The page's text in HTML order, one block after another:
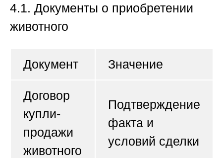
4.1. Документы о приобретении
животного
Документ Значение
Договор
купли-
продажи
животного
Подтверждение
факта и
условий сделки